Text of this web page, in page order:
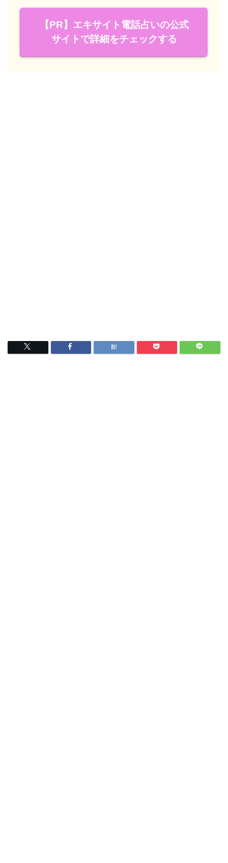
【PR】エキサイト電話占いの公式
サイトで詳細をチェックする